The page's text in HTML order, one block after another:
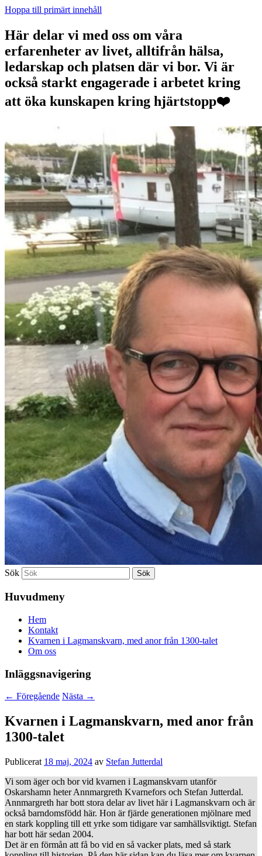
Hoppa till primärt innehåll
Här delar vi med oss om våra
erfarenheter av livet, alltifrån hälsa,
ledarskap och platsen där vi bor. Vi är
också starkt engagerade i arbetet kring
att öka kunskapen kring hjärtstopp❤️
Sök
Huvudmeny
Hem
Kontakt
Kvarnen i Lagmanskvarn, med anor från 1300-talet
Om oss
Inläggsnavigering
← Föregående Nästa →
Kvarnen i Lagmanskvarn, med anor från
1300-talet
Publicerat 18 maj, 2024 av Stefan Jutterdal
Vi som äger och bor vid kvarnen i Lagmanskvarn utanför
Oskarshamn heter Annmargreth Kvarnefors och Stefan Jutterdal.
Annmargreth har bott stora delar av livet här i Lagmanskvarn och är
också barndomsfödd här. Hon är fjärde generationen mjölnare med
en stark koppling till ett yrke som tidigare var samhällsviktigt. Stefan
har bott här sedan 2004.
Det är en förmån att få bo vid en så vacker plats, med så stark